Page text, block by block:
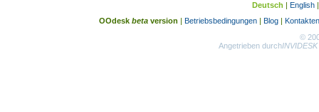
Deutsch | English
OOdesk beta version | Betriebsbedingungen | Blog |
©
Angetrieben durch